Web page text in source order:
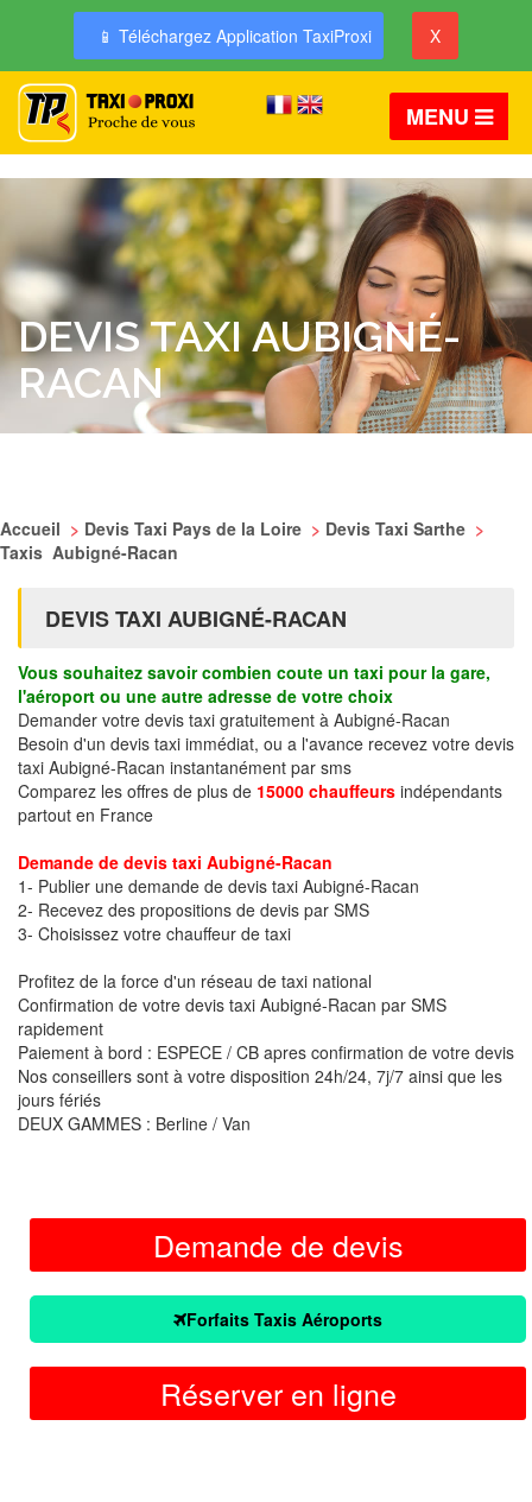
📱 Téléchargez Application TaxiProxi X
MENU
DEVIS TAXI AUBIGNÉ-
RACAN
Accueil > Devis Taxi Pays de la Loire > Devis Taxi Sarthe >
Taxis Aubigné-Racan
DEVIS TAXI AUBIGNÉ-RACAN
Vous souhaitez savoir combien coute un taxi pour la gare,
l'aéroport ou une autre adresse de votre choix
Demander votre devis taxi gratuitement à Aubigné-Racan
Besoin d'un devis taxi immédiat, ou a l'avance recevez votre devis
taxi Aubigné-Racan instantanément par sms
Comparez les offres de plus de 15000 chauffeurs indépendants
partout en France
Demande de devis taxi Aubigné-Racan
1- Publier une demande de devis taxi Aubigné-Racan
2- Recevez des propositions de devis par SMS
3- Choisissez votre chauffeur de taxi
Profitez de la force d'un réseau de taxi national
Confirmation de votre devis taxi Aubigné-Racan par SMS
rapidement
Paiement à bord : ESPECE / CB apres confirmation de votre devis
Nos conseillers sont à votre disposition 24h/24, 7j/7 ainsi que les
jours fériés
DEUX GAMMES : Berline / Van
Demande de devis
Forfaits Taxis Aéroports
Réserver en ligne